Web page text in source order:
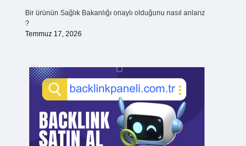
Bir ürünün Sağlık Bakanlığı onaylı olduğunu nasıl anlarız
?
Temmuz 17, 2026